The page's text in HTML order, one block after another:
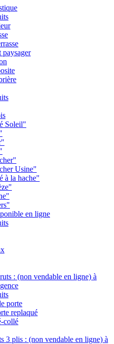
paysager
Soleil"
Usine"
à la hache"
en ligne
: (non vendable en ligne) à
porte
replaqué
collé
3 plis : (non vendable en ligne) à